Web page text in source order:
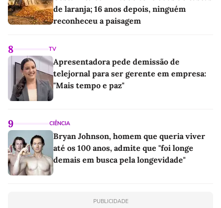
de laranja; 16 anos depois, ninguém
reconheceu a paisagem
8 TV
Apresentadora pede demissão de
telejornal para ser gerente em empresa:
"Mais tempo e paz"
9 CIÊNCIA
Bryan Johnson, homem que queria viver
até os 100 anos, admite que "foi longe
demais em busca pela longevidade"
PUBLICIDADE